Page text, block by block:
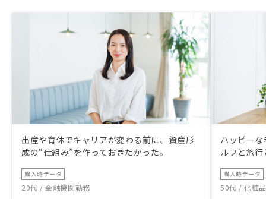
出産や育休でキャリアが変わる前に、資産形
成の“仕組み”を作っておきたかった。
購入時データ
20代 / 金融機関勤務
ハッピー
ルフと旅
購入時データ
50代 / 化粧